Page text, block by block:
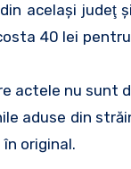
acelaşi judeţ
40 lei
actele nu sunt
aduse din
original.